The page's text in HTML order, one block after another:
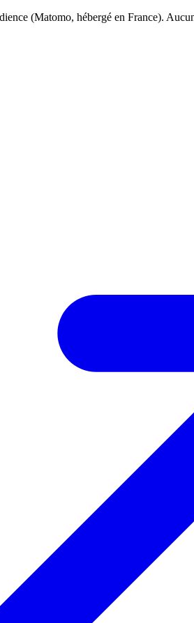
(Matomo, hébergé en France).